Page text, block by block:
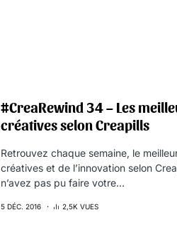
#CreaRewind 34 – Les
créatives selon Creapills
Retrouvez chaque semaine, le
créatives et de l’innovation selon
n’avez pas pu faire votre…
5 DÉC. 2016 2,5K VUES